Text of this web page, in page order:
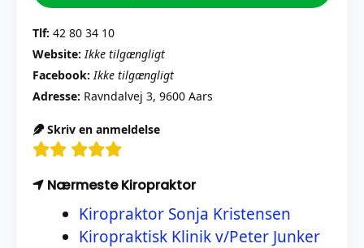
Tlf: 42 80 34 10
Website: Ikke tilgængligt
Facebook: Ikke tilgængligt
Adresse: Ravndalvej 3, 9600 Aars
Skriv en anmeldelse
Nærmeste Kiropraktor
Kiropraktor Sonja Kristensen
Kiropraktisk Klinik v/Peter Junker